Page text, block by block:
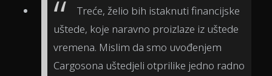
Treće, želio bih istaknuti financijske
uštede, koje naravno proizlaze iz uštede
vremena. Mislim da smo uvođenjem
Cargosona uštedjeli otprilike jedno radno